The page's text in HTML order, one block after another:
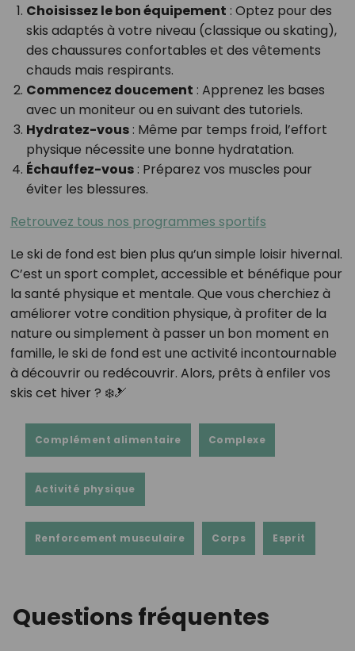
Choisissez le bon équipement : Optez pour des
skis adaptés à votre niveau (classique ou skating),
des chaussures confortables et des vêtements
chauds mais respirants.
Commencez doucement : Apprenez les bases
avec un moniteur ou en suivant des tutoriels.
Hydratez-vous: Même par temps froid, l’effort
physique nécessite une bonne hydratation.
Échauffez-vous: Préparez vos muscles pour
éviter les blessures.
Retrouvez tous nos programmes sportifs
Le ski de fond est bien plus qu’un simple loisir hivernal.
C’est un sport complet, accessible et bénéfique pour
la santé physique et mentale. Que vous cherchiez à
améliorer votre condition physique, à profiter de la
nature ou simplement à passer un bon moment en
famille, le ski de fond est une activité incontournable
à découvrir ou redécouvrir. Alors, prêts à enfiler vos
skis cet hiver ? ❄️🎿
Complément alimentaire Complexe
Activité physique
Renforcement musculaire Corps Esprit
Questions fréquentes